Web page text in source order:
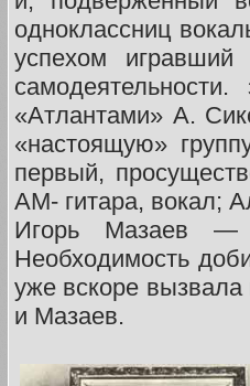
одноклассниц
успехом
«Атлантами» А.
«настоящую»
первый,
АМ- гитара, вокал;
Игорь Мазаев —
Необходимость
уже вскоре
и Мазаев.